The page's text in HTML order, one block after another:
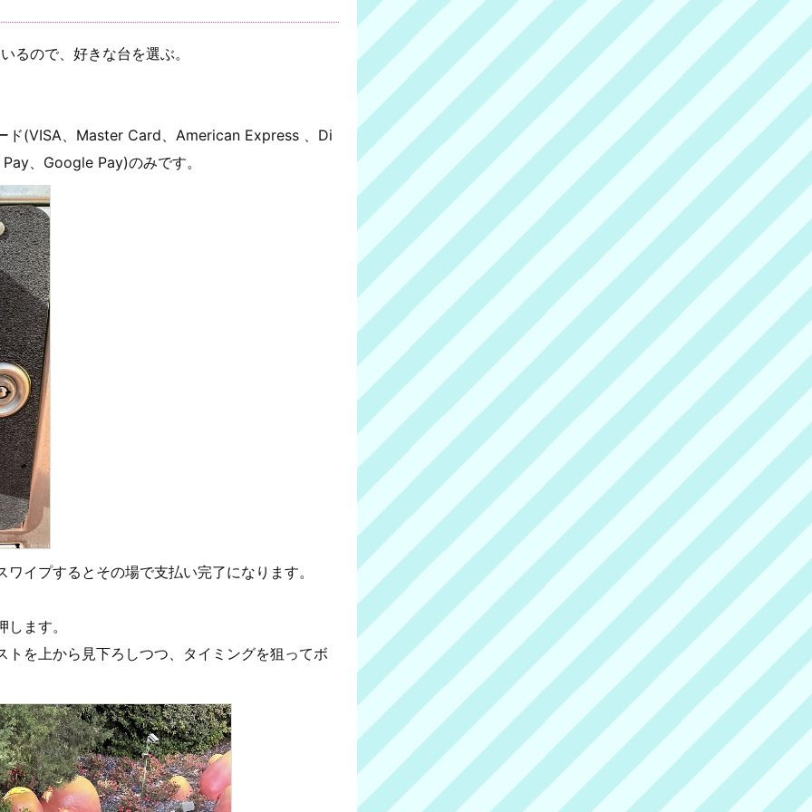
るので、好きな台を選ぶ。
ド(VISA、Master Card、American Express 、Di
、Google Pay)のみです。
イプするとその場で支払い完了になります。
ます。
トを上から見下ろしつつ、タイミングを狙ってボ